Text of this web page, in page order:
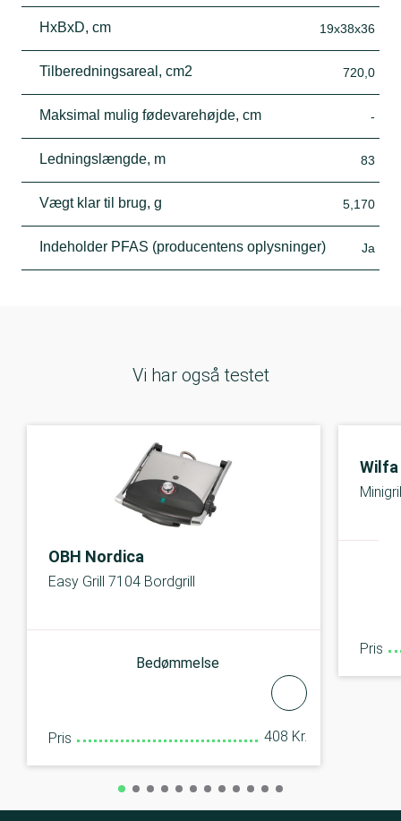
HxBxD, cm 19x38x36
Tilberedningsareal, cm2 720,0
Maksimal mulig fødevarehøjde, cm -
Ledningslængde, m 83
Vægt klar til brug, g 5,170
Indeholder PFAS (producentens oplysninger) Ja
Vi har også testet
OBH Nordica
Easy Grill 7104 Bordgrill
Bedømmelse
Pris 408 Kr.
Wilfa
Pris